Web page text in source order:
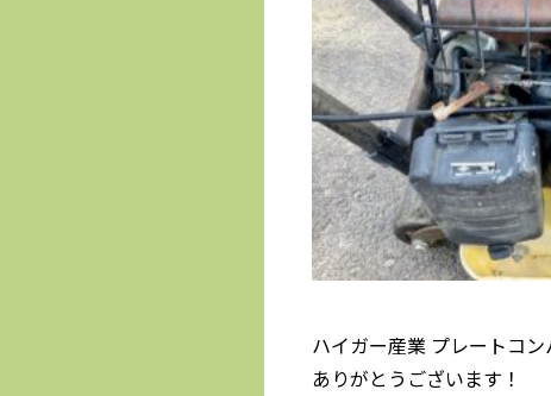
ハイガー産業 プレートコ
ありがとうございます！